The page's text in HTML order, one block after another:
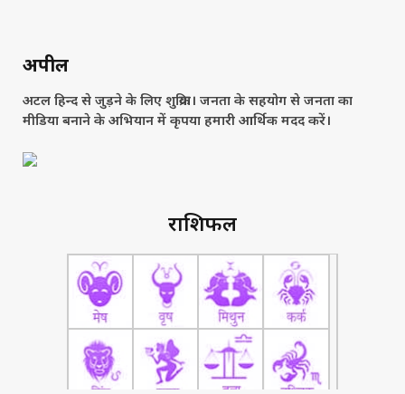
अपील
अटल हिन्द से जुड़ने के लिए शुक्रिया। जनता के सहयोग से जनता का
मीडिया बनाने के अभियान में कृपया हमारी आर्थिक मदद करें।
राशिफल